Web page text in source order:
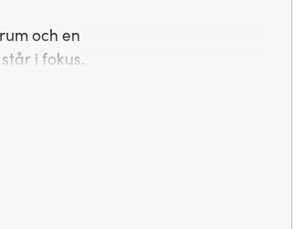
i fokus.
i Norsholm